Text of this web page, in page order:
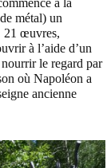
à la
métal) un
21 œuvres,
à l’aide d’un
le regard par
où Napoléon a
ancienne